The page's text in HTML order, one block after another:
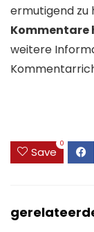
ermutigend zu
Kommentare
weitere
Save
0